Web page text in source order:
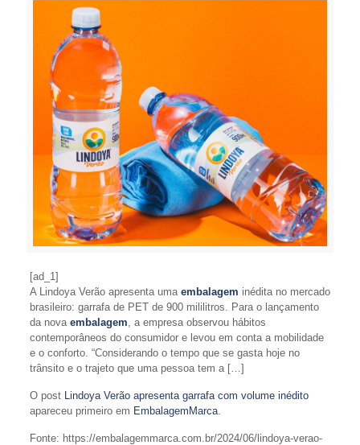
[ad_1]
A Lindoya Verão apresenta uma embalagem inédita no mercado
brasileiro: garrafa de PET de 900 mililitros. Para o lançamento
da nova embalagem , a empresa observou hábitos
contemporâneos do consumidor e levou em conta a mobilidade
e o conforto. “Considerando o tempo que se gasta hoje no
trânsito e o trajeto que uma pessoa tem a […]
O post Lindoya Verão apresenta garrafa com volume inédito
apareceu primeiro em EmbalagemMarca.
Fonte: https://embalagemmarca.com.br/2024/06/lindoya-verao-